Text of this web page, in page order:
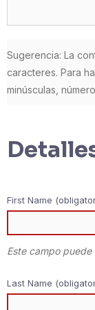
Sugerencia: La
caracteres. Para
minúsculas,
First Name
Este campo
Last Name